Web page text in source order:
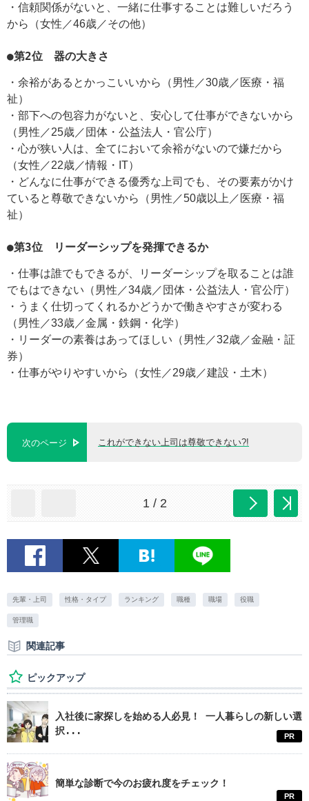
・信頼関係がないと、一緒に仕事することは難しいだろう
から（女性／46歳／その他）
●第2位 器の大きさ
・余裕があるとかっこいいから（男性／30歳／医療・福
祉）
・部下への包容力がないと、安心して仕事ができないから
（男性／25歳／団体・公益法人・官公庁）
・心が狭い人は、全てにおいて余裕がないので嫌だから
（女性／22歳／情報・IT）
・どんなに仕事ができる優秀な上司でも、その要素がかけ
ていると尊敬できないから（男性／50歳以上／医療・福
祉）
●第3位 リーダーシップを発揮できるか
・仕事は誰でもできるが、リーダーシップを取ることは誰
でもはできない（男性／34歳／団体・公益法人・官公庁）
・うまく仕切ってくれるかどうかで働きやすさが変わる
（男性／33歳／金属・鉄鋼・化学）
・リーダーの素養はあってほしい（男性／32歳／金融・証
券）
・仕事がやりやすいから（女性／29歳／建設・土木）
次のページ これができない上司は尊敬できない?!
1 / 2
先輩・上司 性格・タイプ ランキング 職種 職場 役職
管理職
関連記事
ピックアップ
入社後に家探しを始める人必見！ 一人暮らしの新しい選
択...
PR
簡単な診断で今のお疲れ度をチェック！
PR